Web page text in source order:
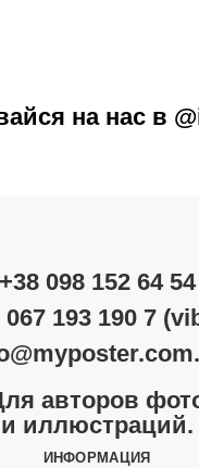
на нас в
+38 098 152 64 54
067 193 190 7
авторов
и иллюстраций.
ИНФОРМАЦИЯ